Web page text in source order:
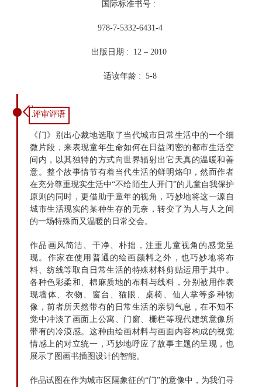
国际标准书号 :
978-7-5332-6431-4
出版日期 : 12 – 2010
适读年龄 : 5-8
评审评语
《门》别出心裁地选取了当代城市日常生活中的一个细
微片段，来表现童年生命如何在日益闭密的都市生活空
间内，以其独特的方式向世界辐射出它天真的温暖和善
意。整个故事情节有着当代生活的鲜明烙印，然而作者
在充分尊重现实生活中“不给陌生人开门”的儿童自我保护
原则的同时，更借助于童年的视角，巧妙地将这一源自
城市生活现实的某种生存的无奈，转变了为人与人之间
的一场特殊而又温暖的日常交会。
作品画风简洁、干净、朴拙，注重儿童视角的感觉呈
现。作家在使用普通的绘画颜料之外，也巧妙地将布
料、纺线等取自日常生活的特殊材料剪贴运用于其中。
各种色彩柔和、棉麻质地的布料与线料，分别被用作表
现墙体、衣物、窗台、猫眼、桌椅、仙人掌等多种物
像，前者所天然带有的日常生活的亲切气息，在不知不
觉中冲淡了画面上公寓、门窗、栅栏等现代建筑意像所
带有的冷漠感。这种由绘画材料与画面内容构成的视觉
情感上的对立统一，巧妙地呼应了故事主题的呈现，也
展示了图画书插图设计的智能。
作品试图在作为城市区隔象征的“门”的意像中，为我们寻